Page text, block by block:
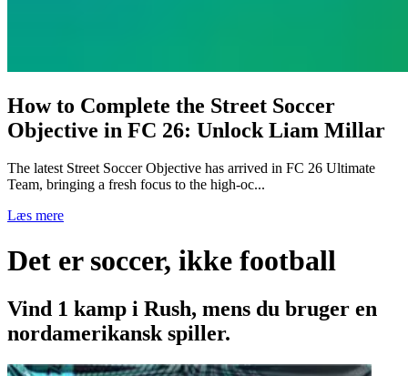
How to Complete the Street Soccer
Objective in FC 26: Unlock Liam Millar
The latest Street Soccer Objective has arrived in FC 26 Ultimate
Team, bringing a fresh focus to the high-oc...
Læs mere
Det er soccer, ikke football
Vind 1 kamp i Rush, mens du bruger en
nordamerikansk spiller.